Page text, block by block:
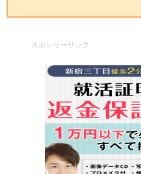
スポンサーリンク